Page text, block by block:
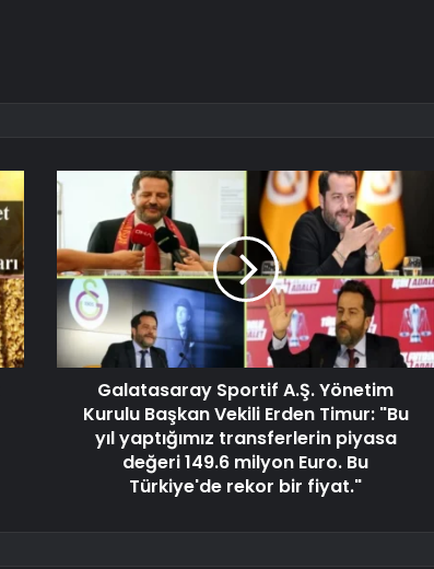
Galatasaray Sportif A.Ş. Yönetim
Kurulu Başkan Vekili Erden Timur: "Bu
yıl yaptığımız transferlerin piyasa
değeri 149.6 milyon Euro. Bu
Türkiye'de rekor bir fiyat."